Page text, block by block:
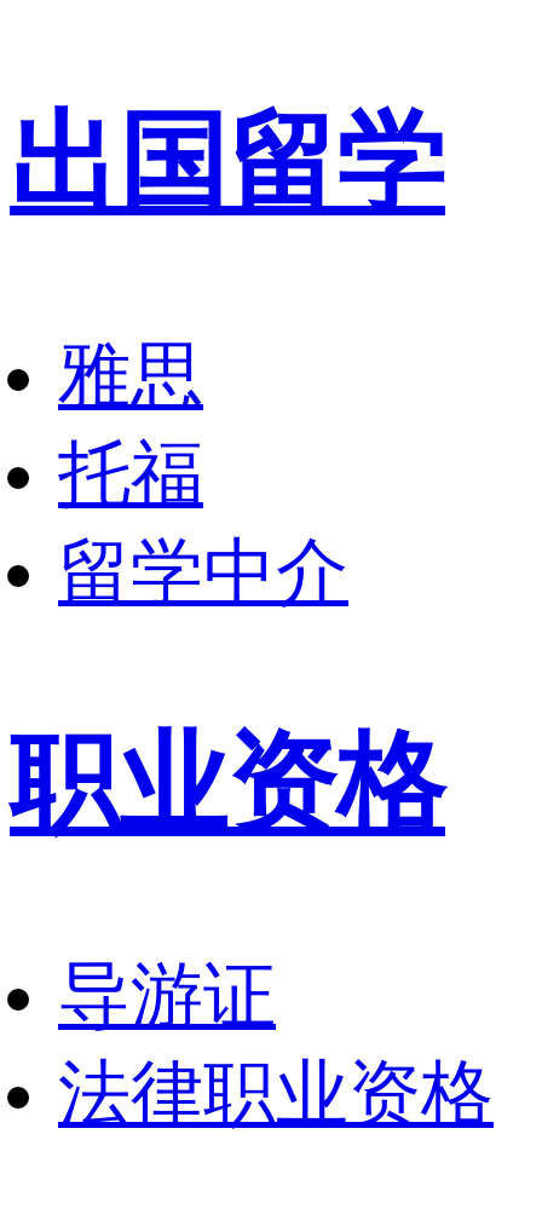
出国留学
雅思
托福
留学中介
职业资格
导游证
法律职业资格